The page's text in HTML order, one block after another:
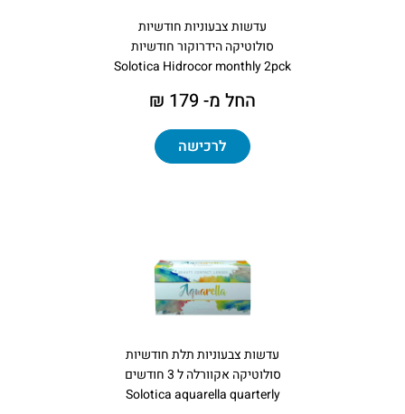
עדשות צבעוניות חודשיות
סולוטיקה הידרוקור חודשיות
Solotica Hidrocor monthly 2pck
החל מ- 179 ₪
לרכישה
עדשות צבעוניות תלת חודשיות
סולוטיקה אקוורלה ל 3 חודשים
Solotica aquarella quarterly